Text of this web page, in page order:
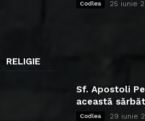
Codlea 25 iunie
RELIGIE
Sf. Apostoli
această
Codlea 29 iunie